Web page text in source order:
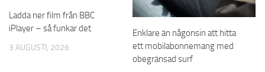
Ladda ner film från BBC
iPlayer – så funkar det
3 AUGUSTI, 2026
Enklare än någonsin att hitta
ett mobilabonnemang med
obegränsad surf